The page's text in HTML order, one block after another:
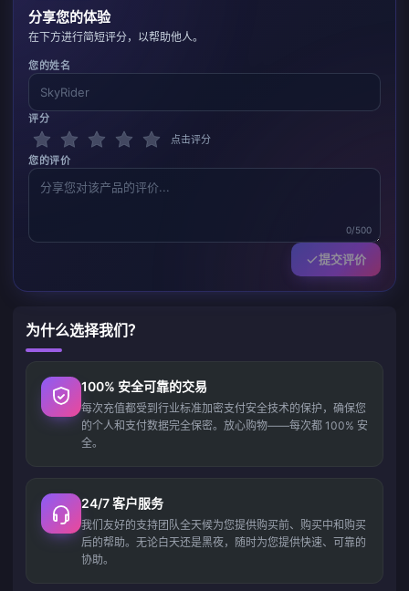
分享您的体验
在下方进行简短评分，以帮助他人。
您的姓名
评分
点击评分
您的评价
0/500
提交评价
为什么选择我们？
100% 安全可靠的交易
每次充值都受到行业标准加密支付安全技术的保护，确保您
的个人和支付数据完全保密。放心购物——每次都 100% 安
全。
24/7 客户服务
我们友好的支持团队全天候为您提供购买前、购买中和购买
后的帮助。无论白天还是黑夜，随时为您提供快速、可靠的
协助。